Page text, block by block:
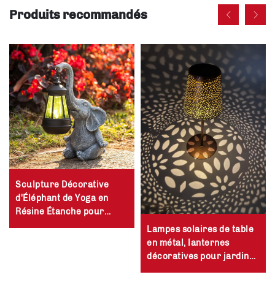
Produits recommandés
Sculpture Décorative
d'Éléphant de Yoga en
Résine Étanche pour
Lampes solaires de table
en métal, lanternes
décoratives pour jardin